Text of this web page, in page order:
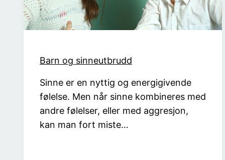
Barn og sinneutbrudd
Sinne er en nyttig og energigivende
følelse. Men når sinne kombineres med
andre følelser, eller med aggresjon,
kan man fort miste…